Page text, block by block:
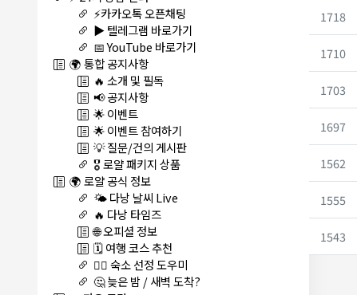
⚡카카오톡 오픈채팅
▶️ 텔레그램 바로가기
📅 YouTube 바로가기
🌍 통합 공지사항
🔥 소개 및 필독
📢 공지사항
🌟 이벤트
🌟 이벤트 참여하기
💡 질문/건의 게시판
🎖️ 로얄 패키지 상품
🌍 로얄 공식 정보
🌤️ 다낭 날씨 Live
🔥 다낭 타임즈
🌐 오피셜 정보
🗓️ 여행 코스 추천
🏊‍♀️ 숙소 선정 도우미
🤔 늦은 밤 / 새벽 도착?
1718
1710
1703
1697
1562
1555
1543